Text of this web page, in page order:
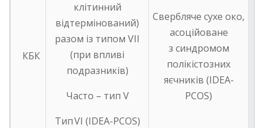
КБК
клітинний
відтермінований)
разом із типом VII
(при впливі
подразників)
Часто – тип V
Tип VI (IDEA-PCOS)
Свербляче сухе око,
асоційоване
з синдромом
полікістозних
яєчників (IDEA-
PCOS)